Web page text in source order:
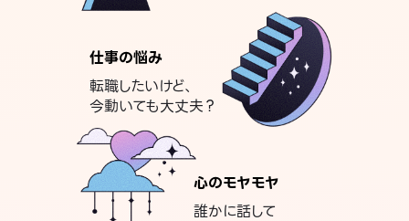
仕事の悩み
転職したいけど、
今動いても大丈夫？
心のモヤモヤ
誰かに話して